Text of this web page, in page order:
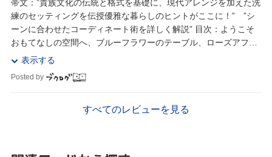
帯文：”貴族文化の伝統と格式を基礎に、現代アレンジを加えた洗
練のセッティングを伝授優雅な暮らしのヒントがここに！” ”シ
ーンに合わせたコーディネート術を詳しく解説” 目次：ようこそ
おもてなしの空間へ、ブルーフラワーのテーブル、ローズアフタ
ヌーンティーピンクのテーブル、ローズアフ...
表示する
Posted by
すべてのレビューを見る